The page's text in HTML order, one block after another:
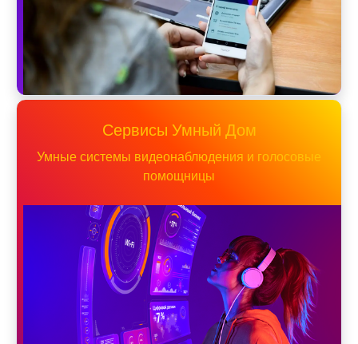
Сервисы Умный Дом
Умные системы видеонаблюдения и голосовые
помощницы